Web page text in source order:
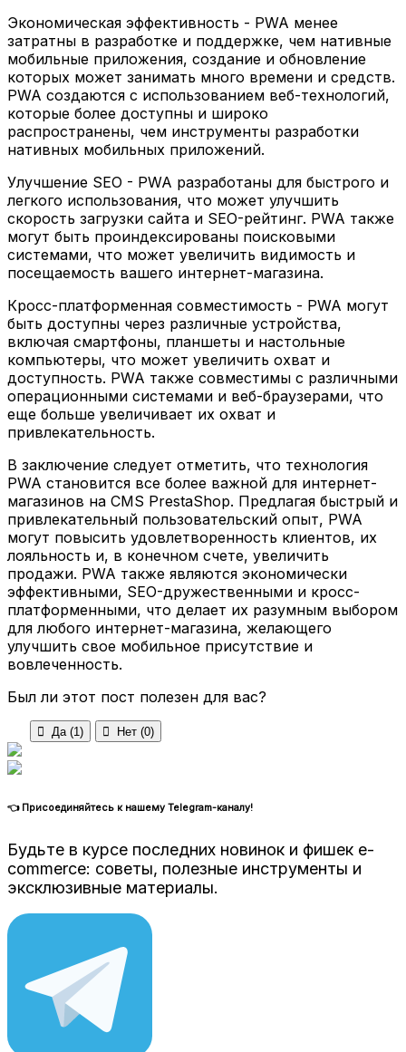
Экономическая эффективность - PWA менее
затратны в разработке и поддержке, чем нативные
мобильные приложения, создание и обновление
которых может занимать много времени и средств.
PWA создаются с использованием веб-технологий,
которые более доступны и широко
распространены, чем инструменты разработки
нативных мобильных приложений.
Улучшение SEO - PWA разработаны для быстрого и
легкого использования, что может улучшить
скорость загрузки сайта и SEO-рейтинг. PWA также
могут быть проиндексированы поисковыми
системами, что может увеличить видимость и
посещаемость вашего интернет-магазина.
Кросс-платформенная совместимость - PWA могут
быть доступны через различные устройства,
включая смартфоны, планшеты и настольные
компьютеры, что может увеличить охват и
доступность. PWA также совместимы с различными
операционными системами и веб-браузерами, что
еще больше увеличивает их охват и
привлекательность.
В заключение следует отметить, что технология
PWA становится все более важной для интернет-
магазинов на CMS PrestaShop. Предлагая быстрый и
привлекательный пользовательский опыт, PWA
могут повысить удовлетворенность клиентов, их
лояльность и, в конечном счете, увеличить
продажи. PWA также являются экономически
эффективными, SEO-дружественными и кросс-
платформенными, что делает их разумным выбором
для любого интернет-магазина, желающего
улучшить свое мобильное присутствие и
вовлеченность.
Был ли этот пост полезен для вас?
 Да (1)  Нет (0)
👈 Присоединяйтесь к нашему Telegram-каналу!
Будьте в курсе последних новинок и фишек e-
commerce: советы, полезные инструменты и
эксклюзивные материалы.